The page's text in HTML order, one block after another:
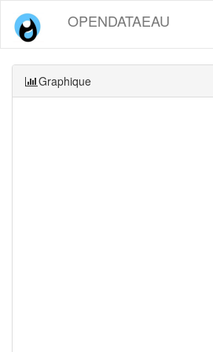
OPENDATAEAU
Graphique